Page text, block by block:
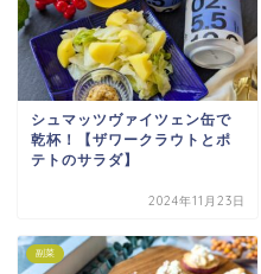
シュマッツヴァイツェン缶で
乾杯！【ザワークラウトとポ
テトのサラダ】
2024年11月23日
副菜